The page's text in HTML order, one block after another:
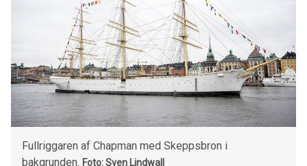
Fullriggaren af Chapman med Skeppsbron i
bakgrunden. Foto: Sven Lindwall